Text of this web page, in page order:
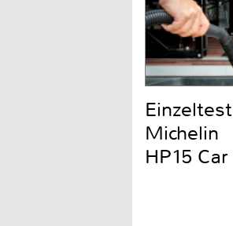
Einzeltest
Michelin
HP15 Car